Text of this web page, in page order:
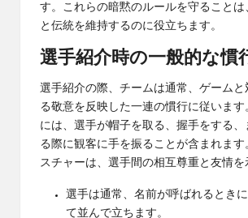
す。これらの暗黙のルールを守ることは
と伝統を維持するのに役立ちます。
選手紹介時の一般的な慣
選手紹介の際、チームは通常、ゲームと
る敬意を反映した一連の慣行に従いま
には、選手が帽子を取る、握手をする
る際に観客に手を振ることが含まれます
スチャーは、選手間の相互尊重と友情を
選手は通常、名前が呼ばれるとき
て並んで立ちます。